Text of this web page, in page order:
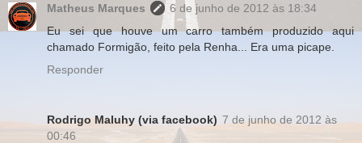
Matheus Marques
6 de junho de 2012 às 18:34
Eu sei que houve um carro também produzido aqui
chamado Formigão, feito pela Renha... Era uma picape.
Responder
Rodrigo Maluhy (via facebook) 7 de junho de 2012 às
00:46